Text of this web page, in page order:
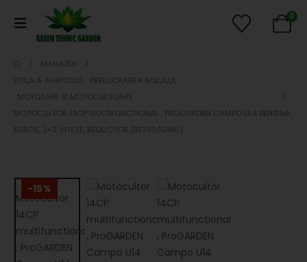
0
MAGAZIN
UTILAJE AGRICOLE
PRELUCRAREA SOLULUI
MOTOSAPE SI MOTOCULTOARE
MOTOCULTOR 14CP MULTIFUNCTIONAL , PROGARDEN CAMPO U14 BENZINA,
EURO5, 3+2 VITEZE, REDUCTOR [BT330/G190]
-15%